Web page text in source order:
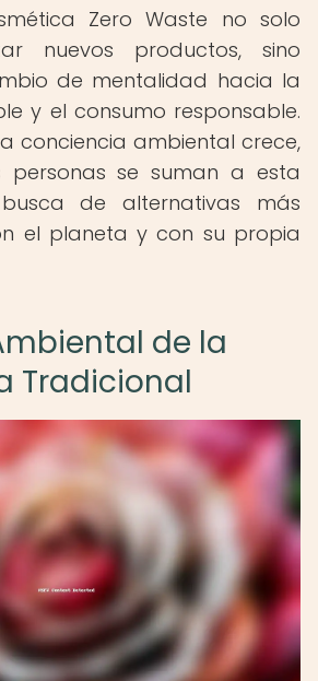
Zero Waste no solo
nuevos productos, sino
de mentalidad hacia la
y el consumo responsable.
conciencia ambiental crece,
se suman a esta
de alternativas más
el planeta y con su propia
de la
Tradicional